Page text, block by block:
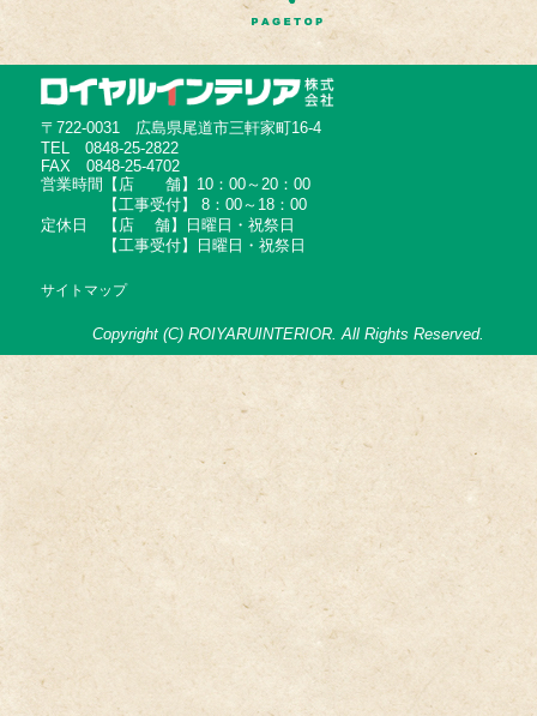
〒722-0031 広島県尾道市三軒家町16-4
TEL 0848-25-2822
FAX 0848-25-4702
営業時間【店 舗】10：00～20：00
【工事受付】 8：00～18：00
定休日 【店 舗】日曜日・祝祭日
【工事受付】日曜日・祝祭日
サイトマップ
Copyright (C) ROIYARUINTERIOR. All Rights Reserved.